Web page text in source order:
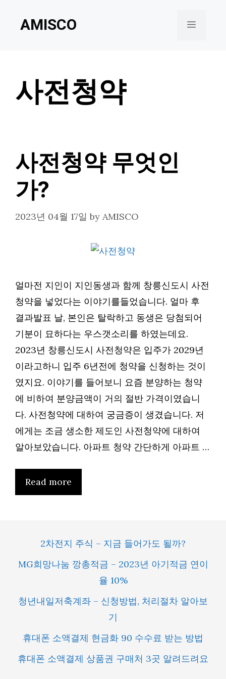
AMISCO Menu
사전청약
사전청약 무엇인
가?
2023년 04월 17일 by AMISCO
얼마전 지인이 지인동생과 함께 창릉신도시 사전
청약을 넣었다는 이야기를들었습니다. 얼마 후
결과발표 날, 본인은 탈락하고 동생은 당첨되어
기분이 묘하다는 우스갯소리를 하였는데요.
2023년 창릉신도시 사전청약은 입주가 2029년
이라고하니 입주 6년전에 청약을 신청하는 것이
였지요. 이야기를 들어보니 요즘 분양하는 청약
에 비하여 분양금액이 거의 절반 가격이였습니
다. 사전청약에 대하여 궁금증이 생겼습니다. 저
에게는 조금 생소한 제도인 사전청약에 대하여
알아보았습니다. 아파트 청약 간단하게 아파트 …
Read more
2차전지 주식 – 지금 들어가도 될까?
MG희망나눔 깡총적금 – 2023년 아기적금 연이
율 10%
청년내일저축계좌 – 신청방법, 처리절차 알아보
기
휴대폰 소액결제 현금화 90 수수료 받는 방법
휴대폰 소액결제 상품권 구매처 3곳 알려드려요